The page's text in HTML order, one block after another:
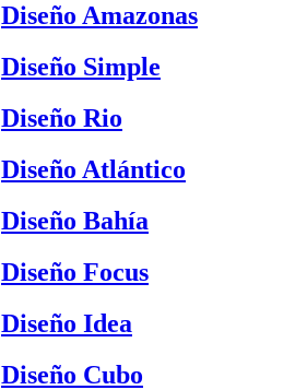
Diseño Amazonas
Diseño Simple
Diseño Rio
Diseño Atlántico
Diseño Bahía
Diseño Focus
Diseño Idea
Diseño Cubo